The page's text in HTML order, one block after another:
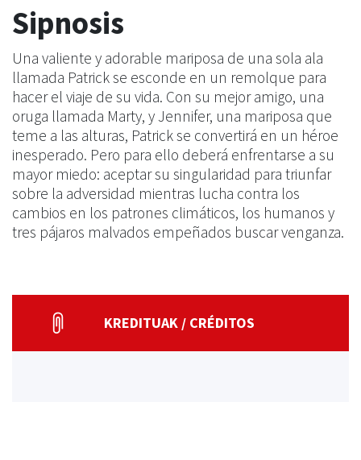
Sipnosis
Una valiente y adorable mariposa de una sola ala
llamada Patrick se esconde en un remolque para
hacer el viaje de su vida. Con su mejor amigo, una
oruga llamada Marty, y Jennifer, una mariposa que
teme a las alturas, Patrick se convertirá en un héroe
inesperado. Pero para ello deberá enfrentarse a su
mayor miedo: aceptar su singularidad para triunfar
sobre la adversidad mientras lucha contra los
cambios en los patrones climáticos, los humanos y
tres pájaros malvados empeñados buscar venganza.
KREDITUAK / CRÉDITOS